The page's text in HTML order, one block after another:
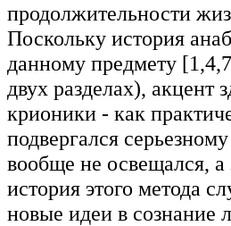
продолжительности
Поскольку история
данному предмету
двух разделах), акцент
крионики - как
подвергался
вообще не освещался,
история этого метода
новые идеи в сознание